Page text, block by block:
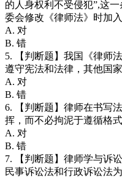
的人身权利不受侵犯”,这
委会修改《律师法》时加
A. 对
B. 错
5. 【判断题】我国《律师
遵守宪法和法律，其他国
A. 对
B. 错
6. 【判断题】律师在书写
挥，而不必拘泥于遵循格式
A. 对
B. 错
7. 【判断题】律师学与诉
民事诉讼法和行政诉讼法